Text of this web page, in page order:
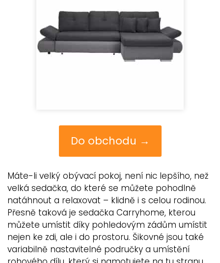
Do obchodu →
Máte-li velký obývací pokoj, není nic lepšího, než
velká sedačka, do které se můžete pohodlně
natáhnout a relaxovat – klidně i s celou rodinou.
Přesně taková je sedačka Carryhome, kterou
můžete umístit díky pohledovým zádům umístit
nejen ke zdi, ale i do prostoru. Šikovné jsou také
variabilně nastavitelné područky a umístění